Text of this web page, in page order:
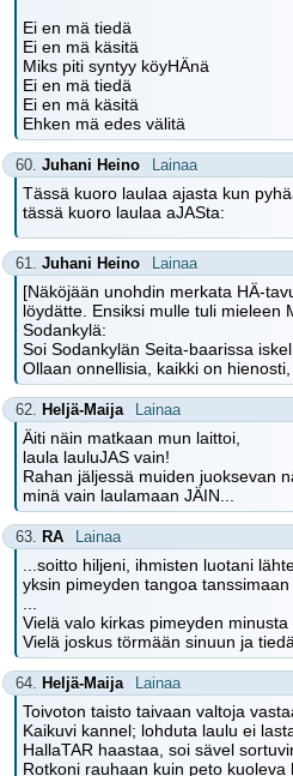
Ei en mä tiedä
Ei en mä käsitä
Miks piti syntyy köyHÄnä
Ei en mä tiedä
Ei en mä käsitä
Ehken mä edes välitä
60. Juhani Heino Lainaa
Tässä kuoro laulaa ajasta kun
tässä kuoro laulaa aJASta:
61. Juhani Heino Lainaa
[Näköjään unohdin merkata HÄ-
löydätte. Ensiksi mulle tuli mieleen
Sodankylä:
Soi Sodankylän Seita-baarissa
Ollaan onnellisia, kaikki on
62. Heljä-Maija Lainaa
Äiti näin matkaan mun laittoi,
laula lauluJAS vain!
Rahan jäljessä muiden juoksevan
minä vain laulamaan JÄIN...
63. RA Lainaa
...soitto hiljeni, ihmisten luotani
yksin pimeyden tangoa tanssimaan
Vielä valo kirkas pimeyden minusta
Vielä joskus törmään sinuun ja
64. Heljä-Maija Lainaa
Toivoton taisto taivaan valtoja
Kaikuvi kannel; lohduta laulu ei
HallaTAR haastaa, soi sävel
Rotkoni rauhaan kuin peto kuoleva